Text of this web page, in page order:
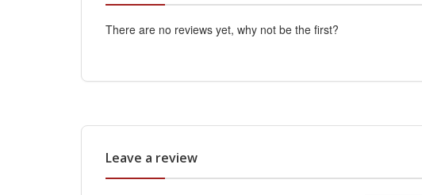
There are no reviews yet, why not be the first?
Leave a review